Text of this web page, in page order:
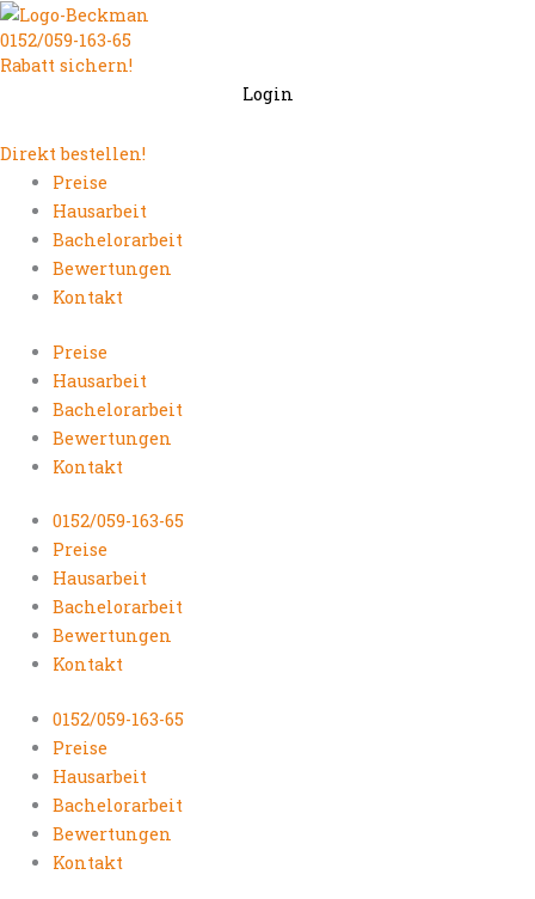
Zum
Inhalt
springen
0152/059-163-65
Rabatt sichern!
Login
Direkt bestellen!
Preise
Hausarbeit
Bachelorarbeit
Bewertungen
Kontakt
Preise
Hausarbeit
Bachelorarbeit
Bewertungen
Kontakt
0152/059-163-65
Preise
Hausarbeit
Bachelorarbeit
Bewertungen
Kontakt
0152/059-163-65
Preise
Hausarbeit
Bachelorarbeit
Bewertungen
Kontakt